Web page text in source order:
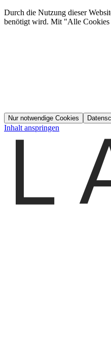
Durch die Nutzung dieser
benötigt wird. Mit "Alle Cookies
Nur notwendige Cookies
Inhalt anspringen